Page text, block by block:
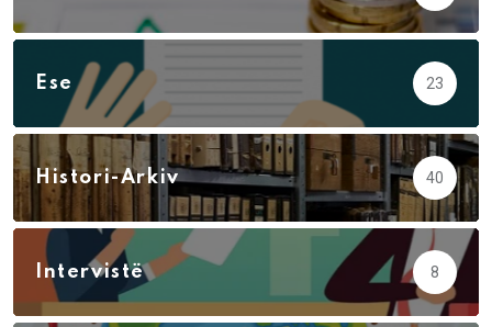
Ese 23
Histori-Arkiv 40
Intervistë 8